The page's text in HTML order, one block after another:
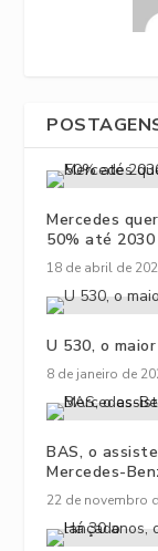
Mercedes
50% até 2030
18 de abril de
U 530, o
8 de janeiro de
BAS, o
Mercedes-
22 de novembro